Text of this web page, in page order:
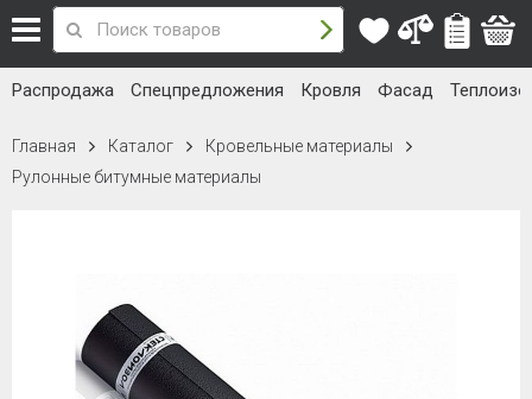
Распродажа Спецпредложения Кровля Фасад
Главная Каталог
Кровельные материалы
Рулонные битумные материалы